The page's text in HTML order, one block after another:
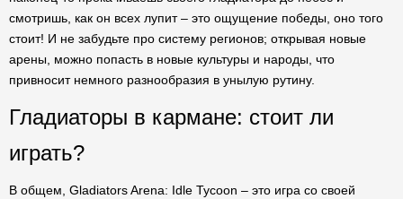
смотришь, как он всех лупит – это ощущение победы, оно того
стоит! И не забудьте про систему регионов; открывая новые
арены, можно попасть в новые культуры и народы, что
привносит немного разнообразия в унылую рутину.
Гладиаторы в кармане: стоит ли
играть?
В общем, Gladiators Arena: Idle Tycoon – это игра со своей